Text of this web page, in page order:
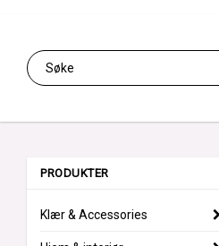
PRODUKTER
Klær & Accessories